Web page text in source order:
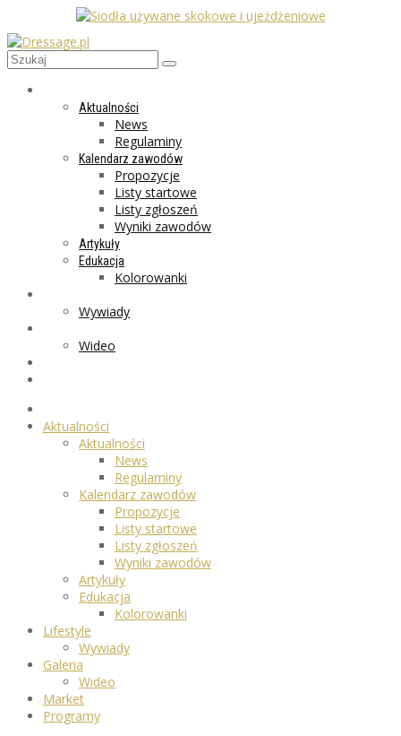
Aktualności
News
Regulaminy
Kalendarz zawodów
Propozycje
Listy startowe
Listy zgłoszeń
Wyniki zawodów
Artykuły
Edukacja
Kolorowanki
Wywiady
Wideo
Aktualności
Aktualności
News
Regulaminy
Kalendarz zawodów
Propozycje
Listy startowe
Listy zgłoszeń
Wyniki zawodów
Artykuły
Edukacja
Kolorowanki
Lifestyle
Wywiady
Galeria
Wideo
Market
Programy